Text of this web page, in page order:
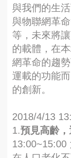
與我們的生
與物聯網革
等，未來將
的載體，在
網革命的趨
運載的功能
的創新。
2018/4/13
1.預見高齡
13:00~15:00